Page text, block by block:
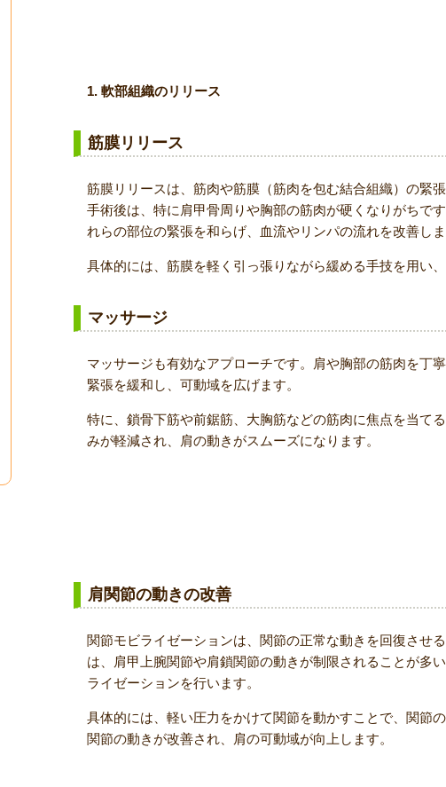
1. 軟部組織のリリース
筋膜リリース
筋膜リリースは、筋肉や筋膜（筋肉を包む結合組織）の緊
手術後は、特に肩甲骨周りや胸部の筋肉が硬くなりがちで
れらの部位の緊張を和らげ、血流やリンパの流れを改善しま
具体的には、筋膜を軽く引っ張りながら緩める手技を用い
マッサージ
マッサージも有効なアプローチです。肩や胸部の筋肉を丁
緊張を緩和し、可動域を広げます。
特に、鎖骨下筋や前鋸筋、大胸筋などの筋肉に焦点を当て
みが軽減され、肩の動きがスムーズになります。
肩関節の動きの改善
関節モビライゼーションは、関節の正常な動きを回復させ
は、肩甲上腕関節や肩鎖関節の動きが制限されることが多
ライゼーションを行います。
具体的には、軽い圧力をかけて関節を動かすことで、関節
関節の動きが改善され、肩の可動域が向上します。